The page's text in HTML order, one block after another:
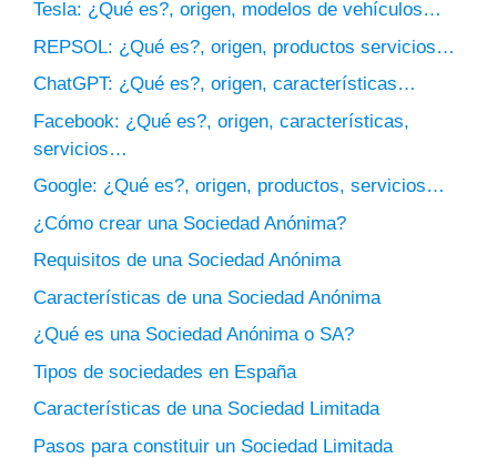
Tesla: ¿Qué es?, origen, modelos de vehículos…
REPSOL: ¿Qué es?, origen, productos servicios…
ChatGPT: ¿Qué es?, origen, características…
Facebook: ¿Qué es?, origen, características,
servicios…
Google: ¿Qué es?, origen, productos, servicios…
¿Cómo crear una Sociedad Anónima?
Requisitos de una Sociedad Anónima
Características de una Sociedad Anónima
¿Qué es una Sociedad Anónima o SA?
Tipos de sociedades en España
Características de una Sociedad Limitada
Pasos para constituir un Sociedad Limitada